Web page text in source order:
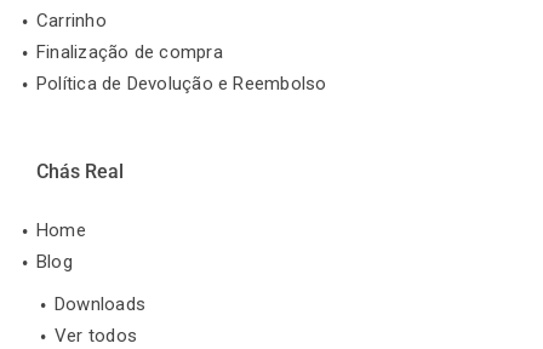
Carrinho
Finalização de compra
Política de Devolução e Reembolso
Chás Real
Home
Blog
Downloads
Ver todos